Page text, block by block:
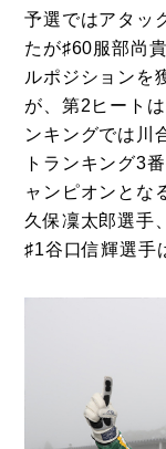
予選ではアタッ
たが♯60服部尚
ルポジションを
が、第2ヒート
ンキングでは川
トランキング3
ャンピオンとな
久保凜太郎選手
♯1谷口信輝選手